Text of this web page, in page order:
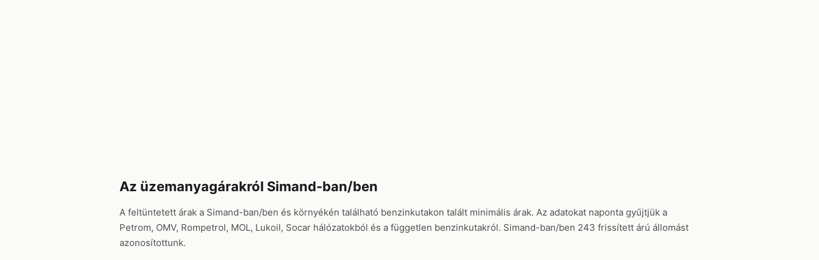
Az üzemanyagárakról Simand-ban/ben
A feltüntetett árak a Simand-ban/ben és környékén található benzinkutakon talált minimális árak. Az adatokat naponta gyűjtjük a
Petrom, OMV, Rompetrol, MOL, Lukoil, Socar hálózatokból és a független benzinkutakról. Simand-ban/ben 243 frissített árú állomást
azonosítottunk.